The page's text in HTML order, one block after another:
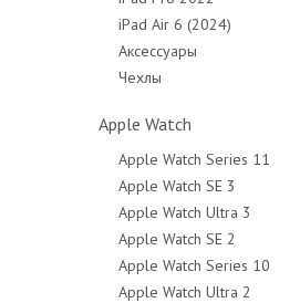
iPad Air 6 (2024)
Аксессуары
Чехлы
Apple Watch
Apple Watch Series 11
Apple Watch SE 3
Apple Watch Ultra 3
Apple Watch SE 2
Apple Watch Series 10
Apple Watch Ultra 2